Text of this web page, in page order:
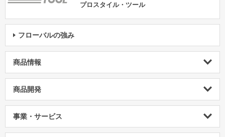
プロスタイル・ツール
フローバルの強み
商品情報
商品開発
事業・サービス